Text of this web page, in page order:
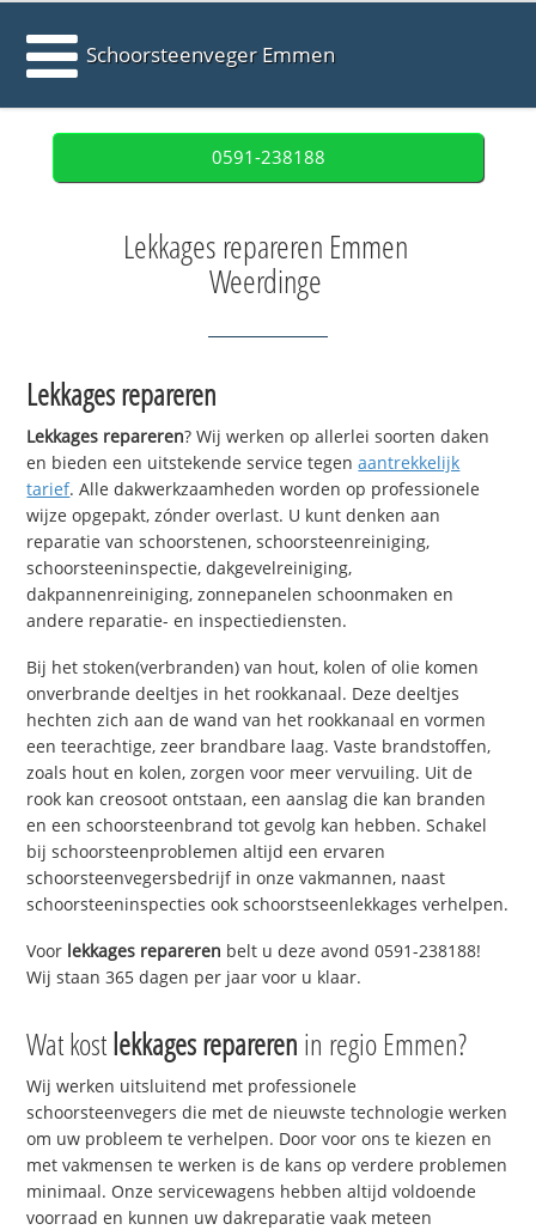
Schoorsteenveger Emmen
0591-238188
Lekkages repareren Emmen
Weerdinge
Lekkages repareren
Lekkages repareren? Wij werken op allerlei soorten daken
en bieden een uitstekende service tegenaantrekkelijk
tarief. Alle dakwerkzaamheden worden op professionele
wijze opgepakt, zónder overlast. U kunt denken aan
reparatie van schoorstenen, schoorsteenreiniging,
schoorsteeninspectie, dakgevelreiniging,
dakpannenreiniging, zonnepanelen schoonmaken en
andere reparatie- en inspectiediensten.
Bij het stoken(verbranden) van hout, kolen of olie komen
onverbrande deeltjes in het rookkanaal. Deze deeltjes
hechten zich aan de wand van het rookkanaal en vormen
een teerachtige, zeer brandbare laag. Vaste brandstoffen,
zoals hout en kolen, zorgen voor meer vervuiling. Uit de
rook kan creosoot ontstaan, een aanslag die kan branden
en een schoorsteenbrand tot gevolg kan hebben. Schakel
bij schoorsteenproblemen altijd een ervaren
schoorsteenvegersbedrijf in onze vakmannen, naast
schoorsteeninspecties ook schoorstseenlekkages verhelpen.
Voor lekkages repareren belt u deze avond 0591-238188!
Wij staan 365 dagen per jaar voor u klaar.
Wat kostlekkages repareren in regio Emmen?
Wij werken uitsluitend met professionele
schoorsteenvegers die met de nieuwste technologie werken
om uw probleem te verhelpen. Door voor ons te kiezen en
met vakmensen te werken is de kans op verdere problemen
minimaal. Onze servicewagens hebben altijd voldoende
voorraad en kunnen uw dakreparatie vaak meteen